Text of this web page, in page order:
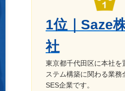
1位｜Saze
社
東京都千代田区に本社を
ステム構築に関わる業務
SES企業です。